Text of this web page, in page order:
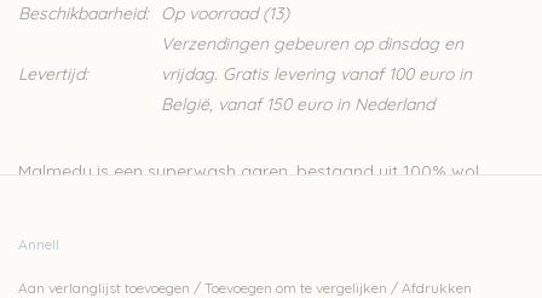
Beschikbaarheid: Op voorraad(13)
Levertijd:
Verzendingen gebeuren op dinsdag en
vrijdag. Gratis levering vanaf 100 euro in
België, vanaf 150 euro in Nederland
Malmedy is een superwash garen, bestaand uit 100% wol.
Nld: 3,5-4mm
Annell
Aan verlanglijst toevoegen / Toevoegen om te vergelijken / Afdrukken